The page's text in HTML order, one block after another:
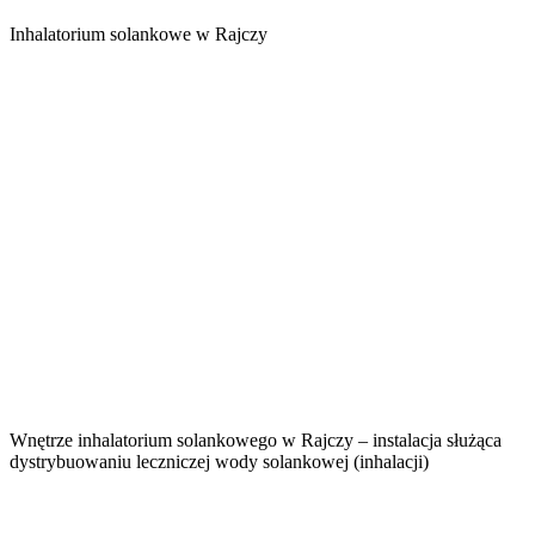
Inhalatorium solankowe w Rajczy
Wnętrze inhalatorium solankowego w Rajczy – instalacja służąca
dystrybuowaniu leczniczej wody solankowej (inhalacji)